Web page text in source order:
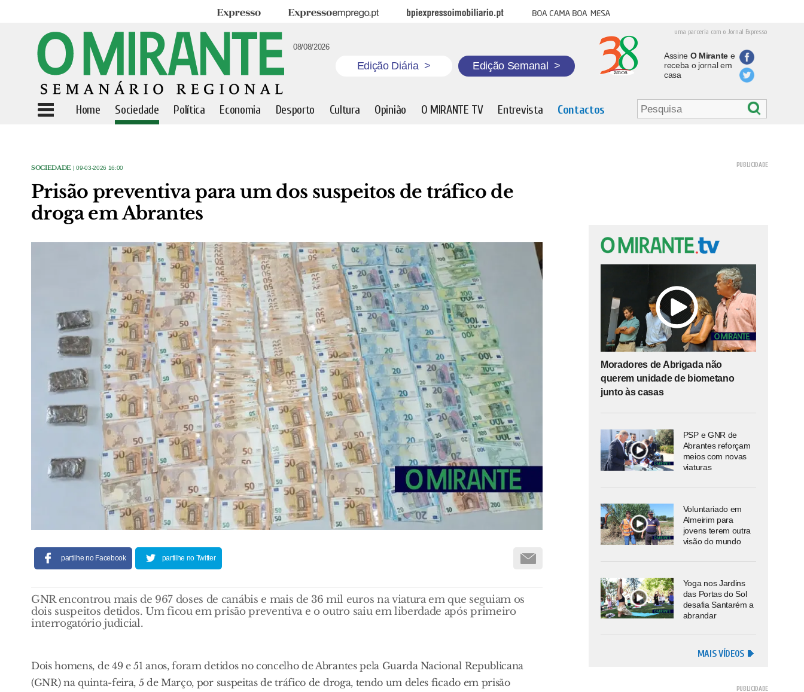
Expresso Expresso Emprego BPI Expresso Imobiliário Boa cama boa mesa
uma parceria com o Jornal Expresso
08/08/2026
Edição Diária > Edição Semanal >
Assine O Mirantee
receba o jornal em
casa
Home Sociedade Política Economia Desporto Cultura Opinião O MIRANTE TV Entrevista Contactos
SOCIEDADE | 09-03-2026 16:00
Prisão preventiva para um dos suspeitos de tráfico de
droga em Abrantes
partilhe no Facebook partilhe no Twitter
GNR encontrou mais de 967 doses de canábis e mais de 36 mil euros na viatura em que seguiam os
dois suspeitos detidos. Um ficou em prisão preventiva e o outro saiu em liberdade após primeiro
interrogatório judicial.
Dois homens, de 49 e 51 anos, foram detidos no concelho de Abrantes pela Guarda Nacional Republicana
(GNR) na quinta-feira, 5 de Março, por suspeitas de tráfico de droga, tendo um deles ficado em prisão
Moradores de Abrigada não
querem unidade de biometano
junto às casas
PSP e GNR de
Abrantes reforçam
meios com novas
viaturas
Voluntariado em
Almeirim para
jovens terem outra
visão do mundo
Yoga nos Jardins
das Portas do Sol
desafia Santarém a
abrandar
MAIS VÍDEOS